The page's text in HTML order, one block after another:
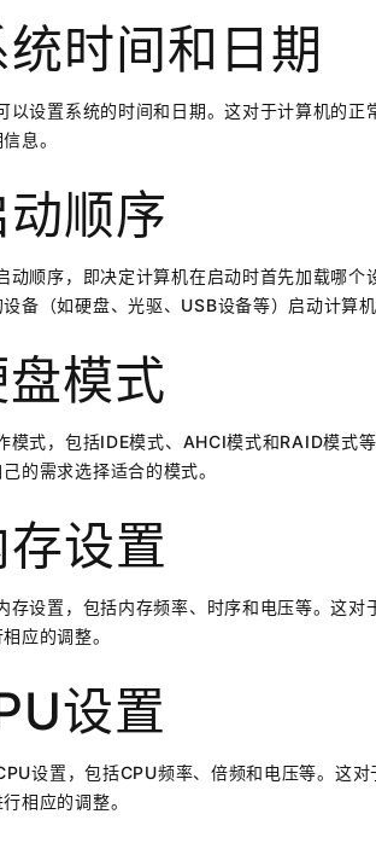
时间和日期
以设置系统的时间和日期。这对于计算机的
息。
顺序
动顺序，即决定计算机在启动时首先加载哪
备（如硬盘、光驱、USB设备等）启动计算机
模式
模式，包括IDE模式、AHCI模式和RAID模式
的需求选择适合的模式。
设置
存设置，包括内存频率、时序和电压等。这对
应的调整。
设置
设置，包括CPU频率、倍频和电压等。这对
相应的调整。